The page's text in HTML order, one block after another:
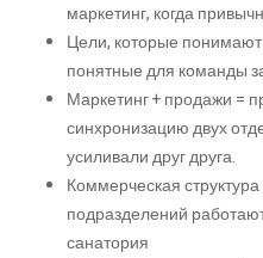
маркетинг, когда
Цели, которые понимают
понятные для команды
Маркетинг + продажи =
синхронизацию двух
усиливали друг друга.
Коммерческая
подразделений
санатория